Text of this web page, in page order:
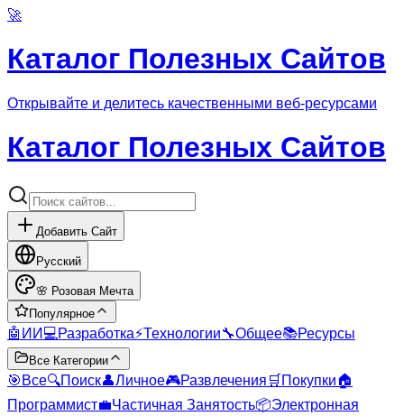
🚀
Каталог Полезных Сайтов
Открывайте и делитесь качественными веб-ресурсами
Каталог Полезных Сайтов
Добавить Сайт
Русский
🌸 Розовая Мечта
Популярное
🤖 ИИ 💻 Разработка⚡Технологии🔧Общее📚Ресурсы
Все Категории
🎯 Все🔍Поиск👤Личное🎮Развлечения 🛒 Покупки🏠
Программист💼Частичная Занятость📦Электронная